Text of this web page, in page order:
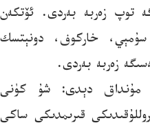
توپ زەربە بەردى. ئۆتكەن
سۇمېي، خاركوف، دونېتسك
زەربە بەردى.
8-ئاينىڭ 4-كۈنى مۇنداق دېدى: شۇ كۈنى
قىرىمدىكى ساكى